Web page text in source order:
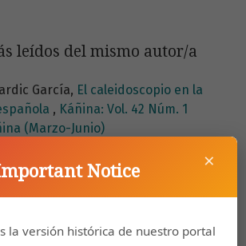
leídos del mismo autor/a
García, El caleidoscopio en la
, Káñina: Vol. 42 Núm. 1
(Marzo-Junio)
García,El monólogo dramático
poético
(Enero-Junio)
García,El niño en la calle en la
×
Notice
la versión histórica de nuestro portal